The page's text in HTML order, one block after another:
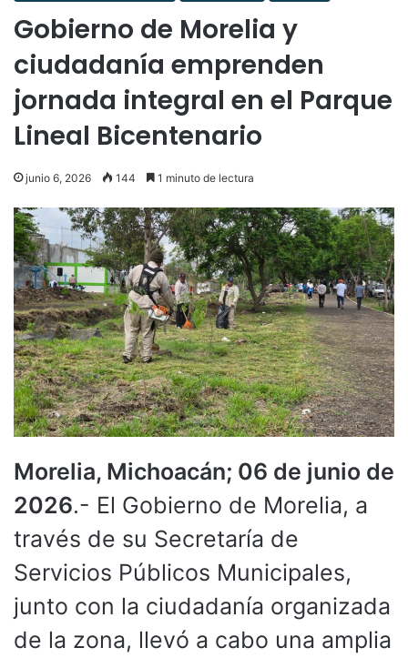
Gobierno de Morelia y
ciudadanía emprenden
jornada integral en el Parque
Lineal Bicentenario
junio 6, 2026 144 1 minuto de lectura
Morelia, Michoacán; 06 de junio de
2026.- El Gobierno de Morelia, a
través de su Secretaría de
Servicios Públicos Municipales,
junto con la ciudadanía organizada
de la zona, llevó a cabo una amplia